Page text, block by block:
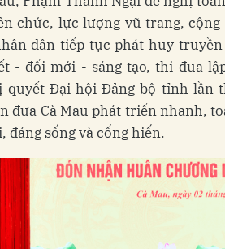
chức, lực lượng vũ trang, cộng
dân tiếp tục phát huy
- đổi mới - sáng tạo, thi đua
quyết Đại hội Đảng bộ tỉnh lần
đưa Cà Mau phát triển nhanh,
đáng sống và cống hiến.